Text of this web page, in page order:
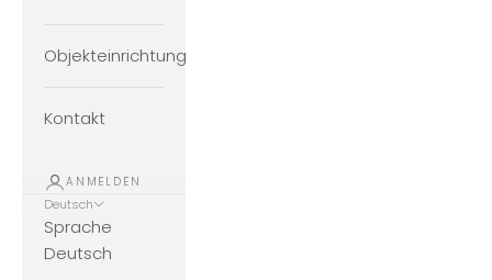
Objekteinrichtung
Kontakt
ANMELDEN
Deutsch
Sprache
Deutsch